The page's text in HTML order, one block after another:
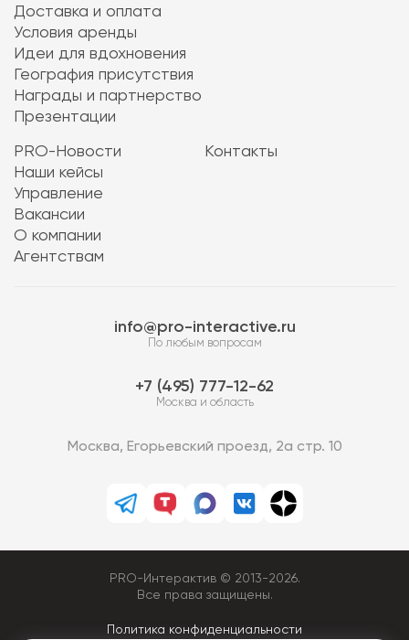
Доставка и оплата
Условия аренды
Идеи для вдохновения
География присутствия
Награды и партнерство
Презентации
PRO-Новости
Наши кейсы
Управление
Вакансии
О компании
Агентствам
Контакты
info@pro-interactive.ru
По любым вопросам
7 (495) 777-12-62
Москва и область
Москва, Егорьевский проезд, 2а стр. 10
PRO-Интерактив © 2013-2026.
Все права защищены.
Политика конфиденциальности